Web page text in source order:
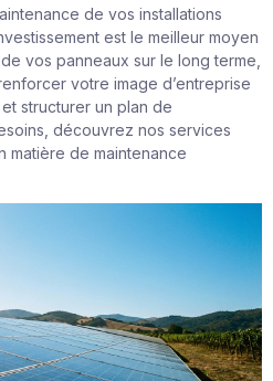
de vos installations
est le meilleur moyen
vos panneaux sur le long terme,
votre image d’entreprise
structurer un plan de
découvrez nos services
matière de maintenance